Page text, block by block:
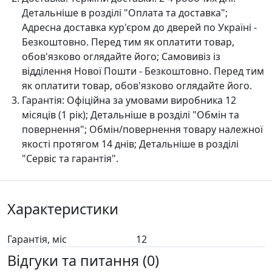
Детальніше в розділі "Оплата та доставка";
Адресна доставка кур'єром до дверей по Україні -
Безкоштовно. Перед тим як оплатити товар,
обов'язково оглядайте його; Самовивіз із
відділення Нової Пошти - Безкоштовно. Перед тим
як оплатити товар, обов'язково оглядайте його.
Гарантія: Офіційна за умовами виробника 12
місяців (1 рік); Детальніше в розділі "Oбмін та
повернення"; Обмін/повернення товару належної
якості протягом 14 днів; Детальніше в розділі
"Сервіс та гарантія".
Характеристики
Гарантія, міс 12
Відгуки та питання (0)